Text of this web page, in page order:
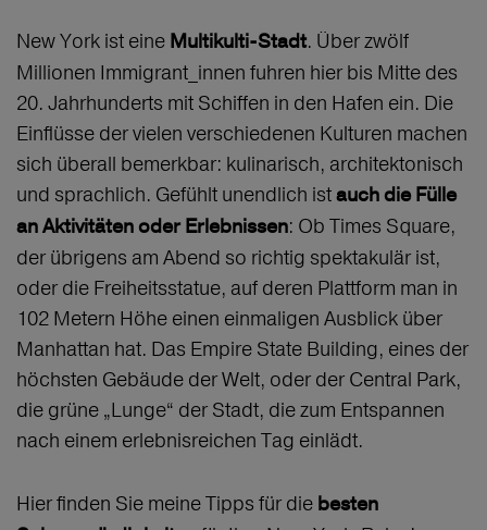
New York ist eine Multikulti-Stadt. Über zwölf
Millionen Immigrant_innen fuhren hier bis Mitte des
20. Jahrhunderts mit Schiffen in den Hafen ein. Die
Einflüsse der vielen verschiedenen Kulturen machen
sich überall bemerkbar: kulinarisch, architektonisch
und sprachlich. Gefühlt unendlich istauch die Fülle
an Aktivitäten oder Erlebnissen: Ob Times Square,
der übrigens am Abend so richtig spektakulär ist,
oder die Freiheitsstatue, auf deren Plattform man in
102 Metern Höhe einen einmaligen Ausblick über
Manhattan hat. Das Empire State Building, eines der
höchsten Gebäude der Welt, oder der Central Park,
die grüne „Lunge“ der Stadt, die zum Entspannen
nach einem erlebnisreichen Tag einlädt.
Hier finden Sie meine Tipps für die besten